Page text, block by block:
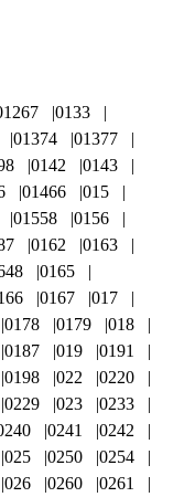
0133
01374
01377
0142
0143
01466
015
01558
0156
0162
0163
0165
0167
017
0178 0179
018
0187 019
0191
0198 022
0220
0229 023
0233
0241
0242
025 0250
0254
026 0260 0261